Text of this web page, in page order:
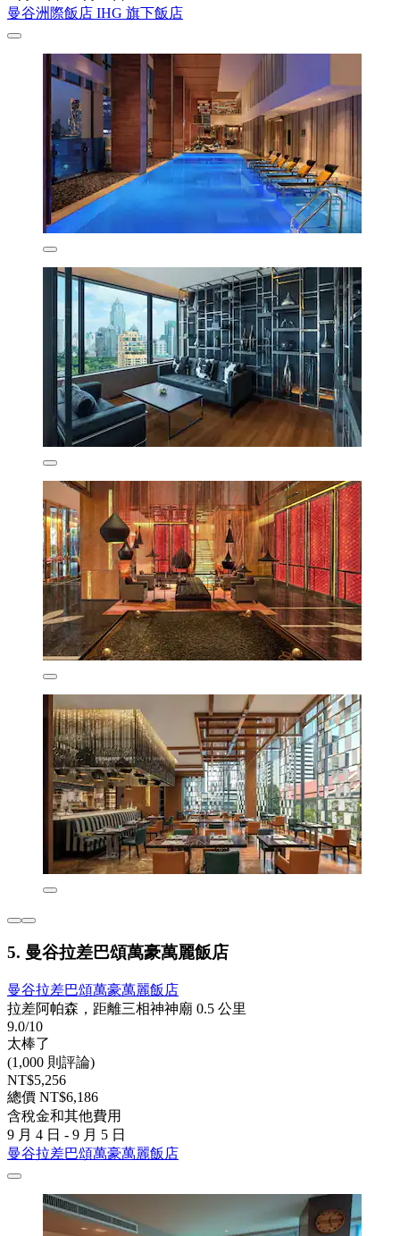
曼谷洲際飯店 IHG 旗下飯店
5. 曼谷拉差巴頌萬豪萬麗飯店
曼谷拉差巴頌萬豪萬麗飯店
拉差阿帕森，距離三相神神廟 0.5 公里
9.0/10
太棒了
(1,000 則評論)
NT$5,256
總價 NT$6,186
含稅金和其他費用
9 月 4 日 - 9 月 5 日
曼谷拉差巴頌萬豪萬麗飯店